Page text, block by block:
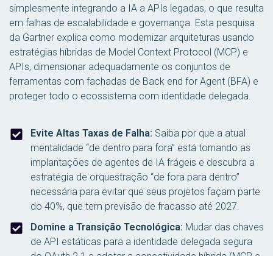
simplesmente integrando a IA a APIs legadas, o que resulta
em falhas de escalabilidade e governança. Esta pesquisa
da Gartner explica como modernizar arquiteturas usando
estratégias híbridas de Model Context Protocol (MCP) e
APIs, dimensionar adequadamente os conjuntos de
ferramentas com fachadas de Back end for Agent (BFA) e
proteger todo o ecossistema com identidade delegada.
Evite Altas Taxas de Falha: Saiba por que a atual
mentalidade “de dentro para fora” está tornando as
implantações de agentes de IA frágeis e descubra a
estratégia de orquestração “de fora para dentro”
necessária para evitar que seus projetos façam parte
do 40%, que tem previsão de fracasso até 2027.
Domine a Transição Tecnológica: Mudar das chaves
de API estáticas para a identidade delegada segura